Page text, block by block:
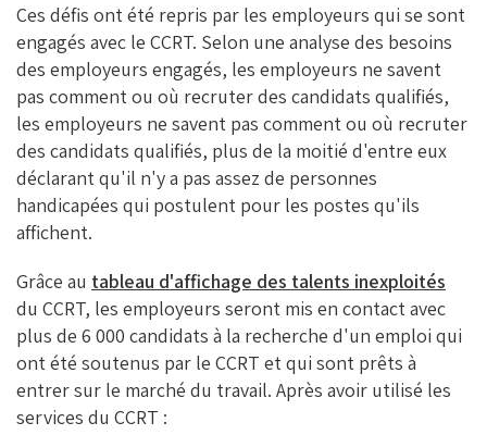
Ces défis ont été repris par les employeurs qui se sont
engagés avec le CCRT. Selon une analyse des besoins
des employeurs engagés, les employeurs ne savent
pas comment ou où recruter des candidats qualifiés,
les employeurs ne savent pas comment ou où recruter
des candidats qualifiés, plus de la moitié d'entre eux
déclarant qu'il n'y a pas assez de personnes
handicapées qui postulent pour les postes qu'ils
affichent.
Grâce au tableau d'affichage des talents inexploités
du CCRT, les employeurs seront mis en contact avec
plus de 6 000 candidats à la recherche d'un emploi qui
ont été soutenus par le CCRT et qui sont prêts à
entrer sur le marché du travail. Après avoir utilisé les
services du CCRT :